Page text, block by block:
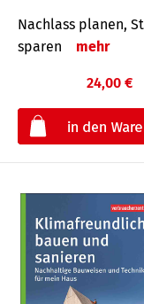
Nachlass planen,
sparen
mehr
24,00 €